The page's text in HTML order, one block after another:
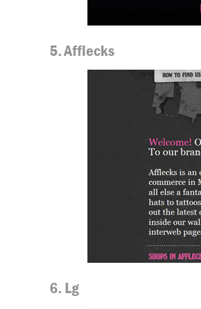
5. Afflecks
6. Lg